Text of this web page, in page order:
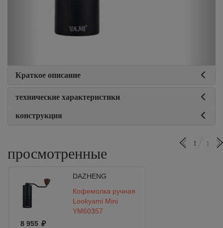
Краткое описание
технические характеристики
конструкция
просмотренные
1 1
DAZHENG
Кофемолка ручная
Lookyami Mini
YM60357
8 955